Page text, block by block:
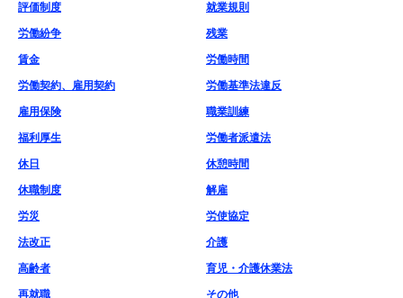
評価制度 就業規則
労働紛争 残業
賃金 労働時間
労働契約、雇用契約 労働基準法違反
雇用保険 職業訓練
福利厚生 労働者派遣法
休日 休憩時間
休職制度 解雇
労災 労使協定
法改正 介護
高齢者 育児・介護休業法
再就職 その他